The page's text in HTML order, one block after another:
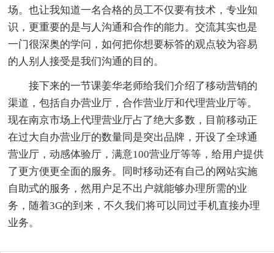
场。也让我知道一名合格的员工不仅要有技术，专业知
识，更重要的是与人沟通和合作的能力。交流其实也是
一门很深奥的学问，如何把你想要标答的观点较为容易
的人别人接受是我们沟通的目的。
接下来的一节课姜华老师给我们介绍了移动营销的
渠道，包括自办营业厅，合作营业厅和代理营业厅等。
现在南京市场上代理营业厅占了绝大多数，目前移动正
在过大自办营业厅的数量同是突出品牌，开设了全球通
营业厅，动感体验厅，满意100营业厅等等，给用户提供
了更方便更全面的服务。同时移动还有自己的网站实施
自助式的服务，然用户足不出户就能够办理所需的业
务，随着3G的到来，不久我们将可以同过手机直接办理
业务。